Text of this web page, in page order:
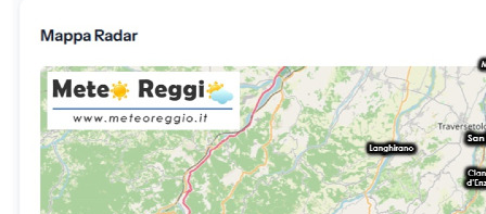
assiste a una netta tracimazione delle correnti instabili
Questo travet sta alimentando un vistoso cumulonembo in rapida
espansione nella zona compresa tra il Monte Ventasso e i Gessi
Triassici.Attività elettrica e rischio grandine: Il sistema ha iniziato a
manifestare le prime fulminazioni. Nelle prossime battute sono attesi
i primi rovesci a carattere di nubifragio, con il concreto rischio di
fenomeni intensi e localizzate grandinate a causa dell&#039;elevata
energia termica in gioco.💨 Il &quot;Carburante&quot;: brezze da